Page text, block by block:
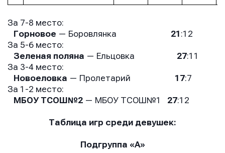
За 7-8 место:
Горновое — Боровлянка 21 :12
За 5-6 место:
Зеленая поляна — Ельцовка 27:11
За 3-4 место:
Новоеловка — Пролетарий 17:7
За 1-2 место:
МБОУ ТСОШ№2 — МБОУ ТСОШ№1 27:12
Таблица игр среди девушек:
Подгруппа «А»
Сообщение
Сообщение
Сообщение
Отправить